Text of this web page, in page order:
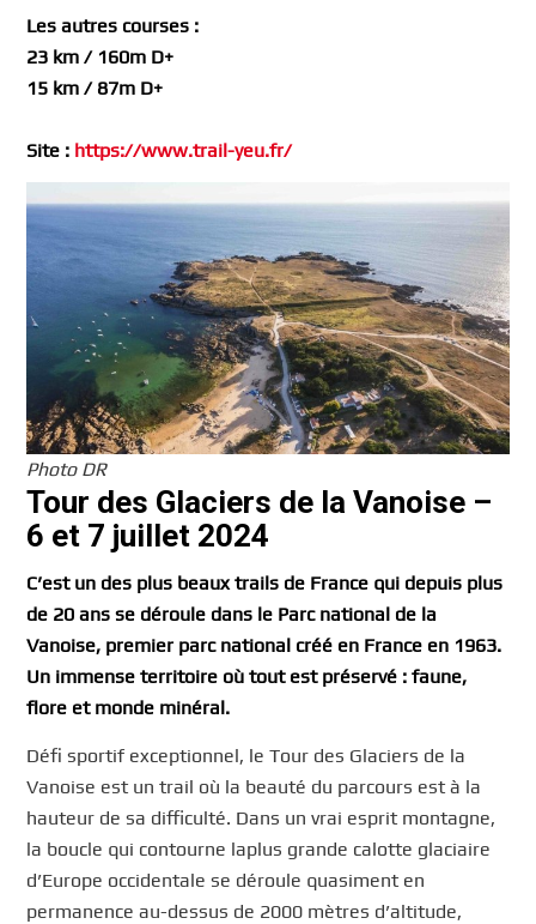
Les autres courses :
23 km / 160m D+
15 km / 87m D+
Site : https://www.trail-yeu.fr/
Photo DR
Tour des Glaciers de la Vanoise –
6 et 7 juillet 2024
C’est un des plus beaux trails de France qui depuis plus
de 20 ans se déroule dans le Parc national de la
Vanoise, premier parc national créé en France en 1963.
Un immense territoire où tout est préservé : faune,
flore et monde minéral.
Défi sportif exceptionnel, le Tour des Glaciers de la
Vanoise est un trail où la beauté du parcours est à la
hauteur de sa difficulté. Dans un vrai esprit montagne,
la boucle qui contourne laplus grande calotte glaciaire
d’Europe occidentale se déroule quasiment en
permanence au-dessus de 2000 mètres d’altitude,